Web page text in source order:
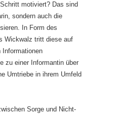
motiviert? Das sind
sondern auch die
In Form des
Wickwalz tritt diese auf
Informationen
zu einer Informantin über
Umtriebe in ihrem Umfeld
Sorge und Nicht-